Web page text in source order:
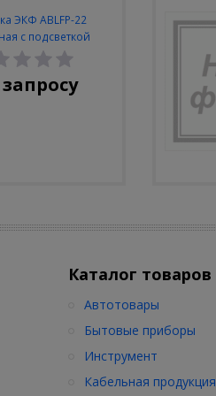
ЭКФ ABLFP-22
с подсветкой
220В
Каталог товаров
Автотовары
Бытовые приборы
Инструмент
Кабельная продукция